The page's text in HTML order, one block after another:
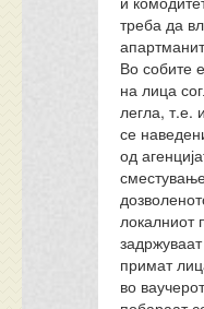
треба да
Во собите
на лица
легла, т.е.
се
од
локалниот
примат
во